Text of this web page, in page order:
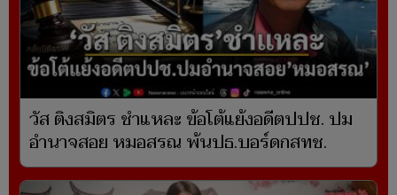
วัส ติงสมิตร ชำแหละ ข้อโต้แย้งอดีตปปช. ปม
อำนาจสอย หมอสรณ พ้นปธ.บอร์ดกสทช.